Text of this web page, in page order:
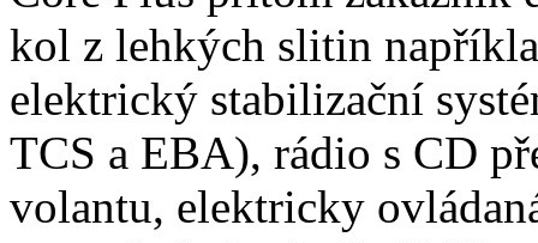
kol z lehkých slitin
elektrický stabilizační
TCS a EBA), rádio s CD
volantu, elektricky